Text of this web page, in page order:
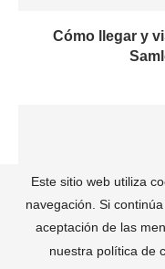
Cómo llegar y
Este sitio web utiliza
navegación. Si
aceptación de las
nuestra política de